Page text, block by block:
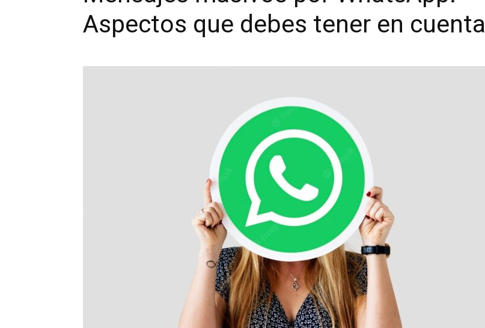
de
Aspectos que debes tener en cuenta